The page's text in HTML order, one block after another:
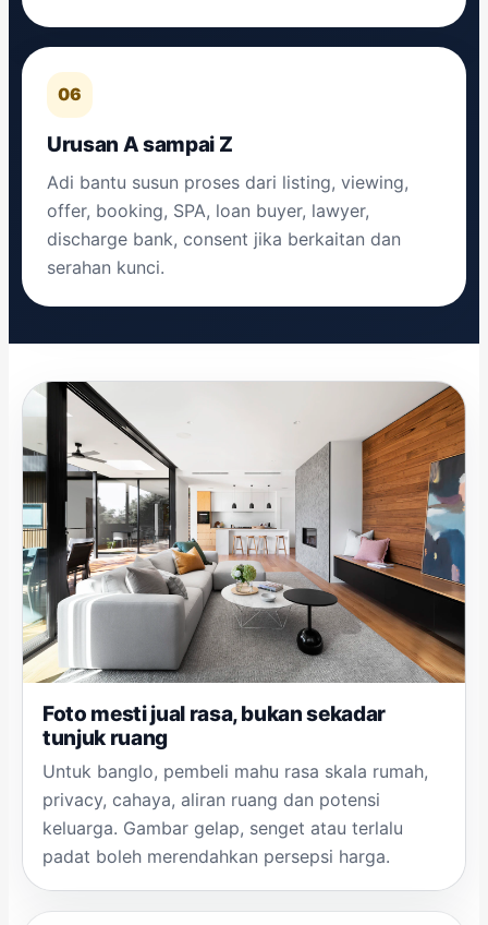
06
Urusan A sampai Z
Adi bantu susun proses dari listing, viewing,
offer, booking, SPA, loan buyer, lawyer,
discharge bank, consent jika berkaitan dan
serahan kunci.
Foto mesti jual rasa, bukan sekadar
tunjuk ruang
Untuk banglo, pembeli mahu rasa skala rumah,
privacy, cahaya, aliran ruang dan potensi
keluarga. Gambar gelap, senget atau terlalu
padat boleh merendahkan persepsi harga.